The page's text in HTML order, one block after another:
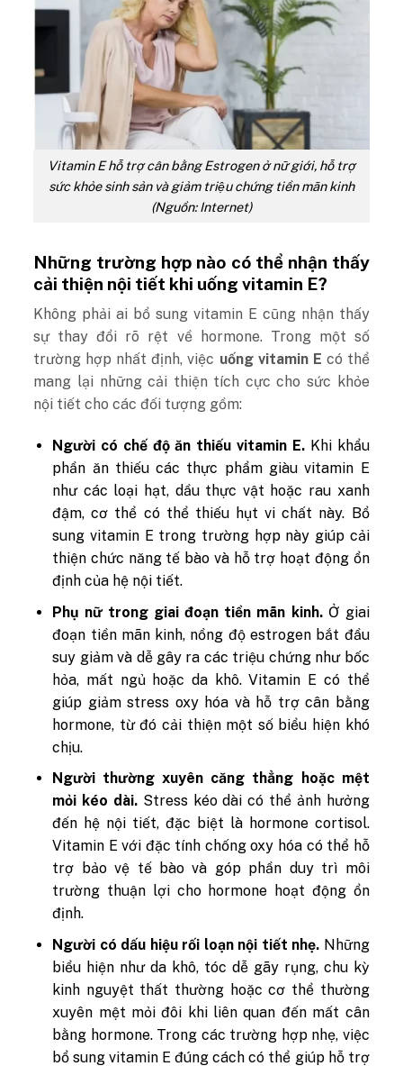
Vitamin E hỗ trợ cân bằng Estrogen ở nữ giới, hỗ trợ
sức khỏe sinh sản và giảm triệu chứng tiền mãn kinh
(Nguồn: Internet)
Những trường hợp nào có thể nhận thấy
cải thiện nội tiết khi uống vitamin E?
Không phải ai bổ sung vitamin E cũng nhận thấy
sự thay đổi rõ rệt về hormone. Trong một số
trường hợp nhất định, việc uống vitamin E có thể
mang lại những cải thiện tích cực cho sức khỏe
nội tiết cho các đối tượng gồm:
Người có chế độ ăn thiếu vitamin E.Khi khẩu
phần ăn thiếu các thực phẩm giàu vitamin E
như các loại hạt, dầu thực vật hoặc rau xanh
đậm, cơ thể có thể thiếu hụt vi chất này. Bổ
sung vitamin E trong trường hợp này giúp cải
thiện chức năng tế bào và hỗ trợ hoạt động ổn
định của hệ nội tiết.
Phụ nữ trong giai đoạn tiền mãn kinh.Ở giai
đoạn tiền mãn kinh, nồng độ estrogen bắt đầu
suy giảm và dễ gây ra các triệu chứng như bốc
hỏa, mất ngủ hoặc da khô. Vitamin E có thể
giúp giảm stress oxy hóa và hỗ trợ cân bằng
hormone, từ đó cải thiện một số biểu hiện khó
chịu.
Người thường xuyên căng thẳng hoặc mệt
mỏi kéo dài.Stress kéo dài có thể ảnh hưởng
đến hệ nội tiết, đặc biệt là hormone cortisol.
Vitamin E với đặc tính chống oxy hóa có thể hỗ
trợ bảo vệ tế bào và góp phần duy trì môi
trường thuận lợi cho hormone hoạt động ổn
định.
Người có dấu hiệu rối loạn nội tiết nhẹ. Những
biểu hiện như da khô, tóc dễ gãy rụng, chu kỳ
kinh nguyệt thất thường hoặc cơ thể thường
xuyên mệt mỏi đôi khi liên quan đến mất cân
bằng hormone. Trong các trường hợp nhẹ, việc
bổ sung vitamin E đúng cách có thể giúp hỗ trợ